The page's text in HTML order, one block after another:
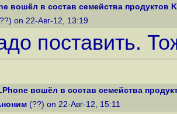
вошёл в состав семейства продуктов
on 22-Авг-12, 13:19
поставить.
вошёл в состав семейства
(??) on 22-Авг-12, 15:11